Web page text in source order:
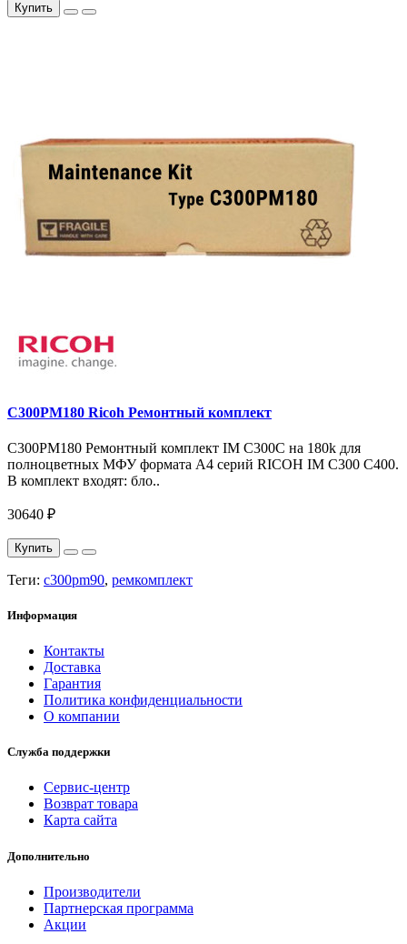
Купить
C300PM180 Ricoh Ремонтный комплект
C300PM180 Ремонтный комплект IM C300C на 180k для
полноцветных МФУ формата А4 серий RICOH IM С300 С400.
В комплект входят: бло..
30640 ₽
Купить
Теги: c300pm90, ремкомплект
Информация
Контакты
Доставка
Гарантия
Политика конфиденциальности
О компании
Служба поддержки
Сервис-центр
Возврат товара
Карта сайта
Дополнительно
Производители
Партнерская программа
Акции